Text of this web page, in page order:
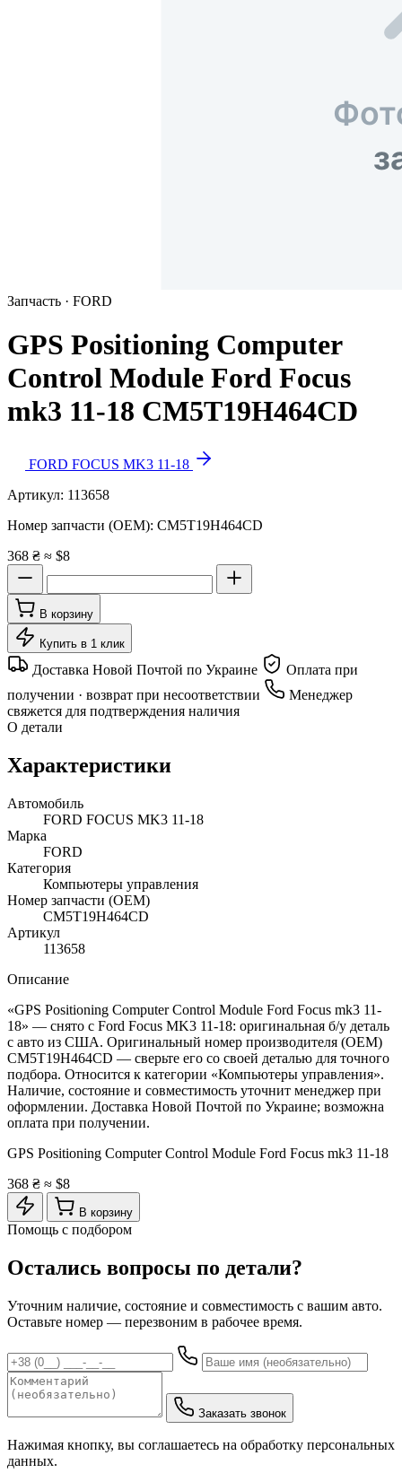
Запчасть · FORD
GPS Positioning Computer
Control Module Ford Focus
mk3 11-18 CM5T19H464CD
FORD FOCUS MK3 11-18
Артикул: 113658
Номер запчасти (OEM): CM5T19H464CD
368 ₴ ≈ $8
В корзину
Купить в 1 клик
Доставка Новой Почтой по Украине
Оплата при
получении · возврат при несоответствии
Менеджер
свяжется для подтверждения наличия
О детали
Характеристики
Автомобиль
FORD FOCUS MK3 11-18
Марка
FORD
Категория
Компьютеры управления
Номер запчасти (OEM)
CM5T19H464CD
Артикул
113658
Описание
«GPS Positioning Computer Control Module Ford Focus mk3 11-
18» — снято с Ford Focus MK3 11-18: оригинальная б/у деталь
с авто из США. Оригинальный номер производителя (OEM)
CM5T19H464CD — сверьте его со своей деталью для точного
подбора. Относится к категории «Компьютеры управления».
Наличие, состояние и совместимость уточнит менеджер при
оформлении. Доставка Новой Почтой по Украине; возможна
оплата при получении.
GPS Positioning Computer Control Module Ford Focus mk3 11-18
368 ₴ ≈ $8
В корзину
Помощь с подбором
Остались вопросы по детали?
Уточним наличие, состояние и совместимость с вашим авто.
Оставьте номер — перезвоним в рабочее время.
Заказать звонок
Нажимая кнопку, вы соглашаетесь на обработку персональных
данных.